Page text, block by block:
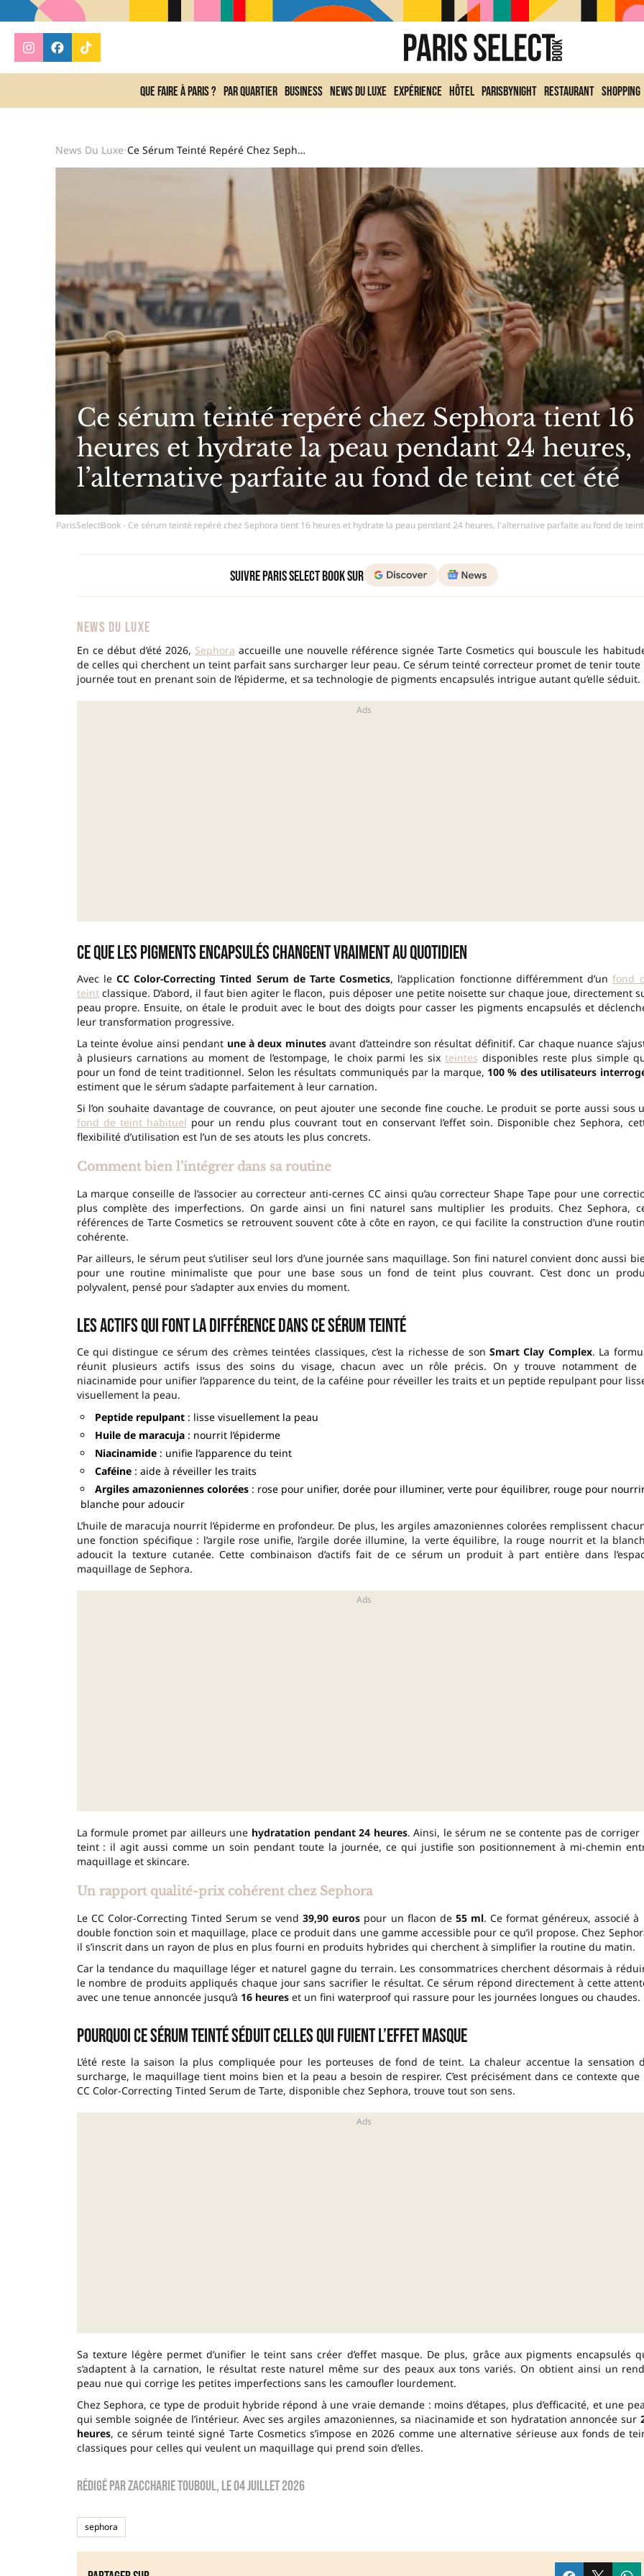
Que faire à Paris ? Par quartier Business News du Luxe Expérience Hôtel ParisByNight Restaurant Shopping
News Du Luxe• Ce Sérum Teinté Repéré Chez Sephora Tient 16 Heures Et Hydrate La Peau Pendant 24 Heures, L’alternative Parfaite Au Fond De Teint Cet Été
Ce sérum teinté repéré chez Sephora tient 16
heures et hydrate la peau pendant 24 heures,
l’alternative parfaite au fond de teint cet été
ParisSelectBook - Ce sérum teinté repéré chez Sephora tient 16 heures et hydrate la peau pendant 24 heures, l'alternative parfaite au fond de
Suivre Paris Select Book sur
NEWS DU LUXE
En ce début d’été 2026, Sephora accueille une nouvelle référence signée Tarte Cosmetics qui bouscule les
de celles qui cherchent un teint parfait sans surcharger leur peau. Ce sérum teinté correcteur promet de tenir toute
journée tout en prenant soin de l’épiderme, et sa technologie de pigments encapsulés intrigue autant qu’elle séduit.
Ce que les pigments encapsulés changent vraiment au quotidien
Avec le CC Color-Correcting Tinted Serum de Tarte Cosmetics, l’application fonctionne différemment d’unfond
teintclassique. D’abord, il faut bien agiter le flacon, puis déposer une petite noisette sur chaque joue, directement
peau propre. Ensuite, on étale le produit avec le bout des doigts pour casser les pigments encapsulés et
leur transformation progressive.
La teinte évolue ainsi pendant une à deux minutesavant d’atteindre son résultat définitif. Car chaque nuance
à plusieurs carnations au moment de l’estompage, le choix parmi les six teintes disponibles reste plus simple
pour un fond de teint traditionnel. Selon les résultats communiqués par la marque, 100 % des utilisateurs
estiment que le sérum s’adapte parfaitement à leur carnation.
Si l’on souhaite davantage de couvrance, on peut ajouter une seconde fine couche. Le produit se porte aussi sous
fond de teint habituel pour un rendu plus couvrant tout en conservant l’effet soin. Disponible chez Sephora,
flexibilité d’utilisation est l’un de ses atouts les plus concrets.
Comment bien l’intégrer dans sa routine
La marque conseille de l’associer au correcteur anti-cernes CC ainsi qu’au correcteur Shape Tape pour une
plus complète des imperfections. On garde ainsi un fini naturel sans multiplier les produits. Chez Sephora,
références de Tarte Cosmetics se retrouvent souvent côte à côte en rayon, ce qui facilite la construction d’une
cohérente.
Par ailleurs, le sérum peut s’utiliser seul lors d’une journée sans maquillage. Son fini naturel convient donc aussi
pour une routine minimaliste que pour une base sous un fond de teint plus couvrant. C’est donc un
polyvalent, pensé pour s’adapter aux envies du moment.
Les actifs qui font la différence dans ce sérum teinté
Ce qui distingue ce sérum des crèmes teintées classiques, c’est la richesse de son Smart Clay Complex. La
réunit plusieurs actifs issus des soins du visage, chacun avec un rôle précis. On y trouve notamment de
niacinamide pour unifier l’apparence du teint, de la caféine pour réveiller les traits et un peptide repulpant pour
visuellement la peau.
Peptide repulpant: lisse visuellement la peau
Huile de maracuja: nourrit l’épiderme
Niacinamide: unifie l’apparence du teint
Caféine: aide à réveiller les traits
Argiles amazoniennes colorées: rose pour unifier, dorée pour illuminer, verte pour équilibrer, rouge pour
blanche pour adoucir
L’huile de maracuja nourrit l’épiderme en profondeur. De plus, les argiles amazoniennes colorées remplissent
une fonction spécifique : l’argile rose unifie, l’argile dorée illumine, la verte équilibre, la rouge nourrit et la
adoucit la texture cutanée. Cette combinaison d’actifs fait de ce sérum un produit à part entière dans
maquillage de Sephora.
La formule promet par ailleurs une hydratation pendant 24 heures. Ainsi, le sérum ne se contente pas de corriger
teint : il agit aussi comme un soin pendant toute la journée, ce qui justifie son positionnement à mi-chemin
maquillage et skincare.
Un rapport qualité-prix cohérent chez Sephora
Le CC Color-Correcting Tinted Serum se vend39,90 euros pour un flacon de 55 ml. Ce format généreux, associé à
double fonction soin et maquillage, place ce produit dans une gamme accessible pour ce qu’il propose. Chez
il s’inscrit dans un rayon de plus en plus fourni en produits hybrides qui cherchent à simplifier la routine du matin.
Car la tendance du maquillage léger et naturel gagne du terrain. Les consommatrices cherchent désormais à
le nombre de produits appliqués chaque jour sans sacrifier le résultat. Ce sérum répond directement à cette
avec une tenue annoncée jusqu’à 16 heureset un fini waterproof qui rassure pour les journées longues ou chaudes.
Pourquoi ce sérum teinté séduit celles qui fuient l’effet masque
L’été reste la saison la plus compliquée pour les porteuses de fond de teint. La chaleur accentue la sensation
surcharge, le maquillage tient moins bien et la peau a besoin de respirer. C’est précisément dans ce contexte que
CC Color-Correcting Tinted Serum de Tarte, disponible chez Sephora, trouve tout son sens.
Sa texture légère permet d’unifier le teint sans créer d’effet masque. De plus, grâce aux pigments encapsulés
s’adaptent à la carnation, le résultat reste naturel même sur des peaux aux tons variés. On obtient ainsi un
peau nue qui corrige les petites imperfections sans les camoufler lourdement.
Chez Sephora, ce type de produit hybride répond à une vraie demande : moins d’étapes, plus d’efficacité, et une
qui semble soignée de l’intérieur. Avec ses argiles amazoniennes, sa niacinamide et son hydratation annoncée sur
heures, ce sérum teinté signé Tarte Cosmetics s’impose en 2026 comme une alternative sérieuse aux fonds de
classiques pour celles qui veulent un maquillage qui prend soin d’elles.
Rédigé parzaccharie touboul, le04 juillet 2026
sephora